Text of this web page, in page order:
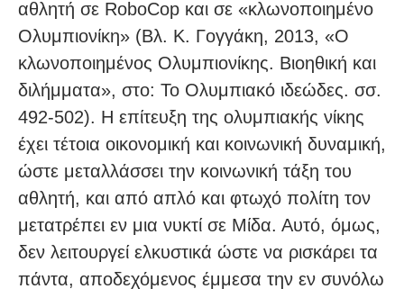
αθλητή σε RoboCop και σε «κλωνοποιημένο
Ολυμπιονίκη» (Βλ. Κ. Γογγάκη, 2013, «Ο
κλωνοποιημένος Ολυμπιονίκης. Βιοηθική και
διλήμματα», στο: Το Ολυμπιακό ιδεώδες. σσ.
492-502). Η επίτευξη της ολυμπιακής νίκης
έχει τέτοια οικονομική και κοινωνική δυναμική,
ώστε μεταλλάσσει την κοινωνική τάξη του
αθλητή, και από απλό και φτωχό πολίτη τον
μετατρέπει εν μια νυκτί σε Μίδα. Αυτό, όμως,
δεν λειτουργεί ελκυστικά ώστε να ρισκάρει τα
πάντα, αποδεχόμενος έμμεσα την εν συνόλω